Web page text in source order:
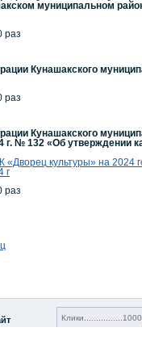
муниципальном
раз
Кунашакского
раз
Кунашакского
г. № 132 «Об утверждении
культуры» на 2024
г
раз
Клики